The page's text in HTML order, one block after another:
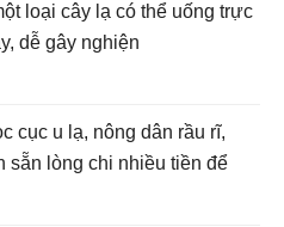
loại cây lạ có thể uống trực
dễ gây nghiện
cục u lạ, nông dân rầu rĩ,
sẵn lòng chi nhiều tiền để